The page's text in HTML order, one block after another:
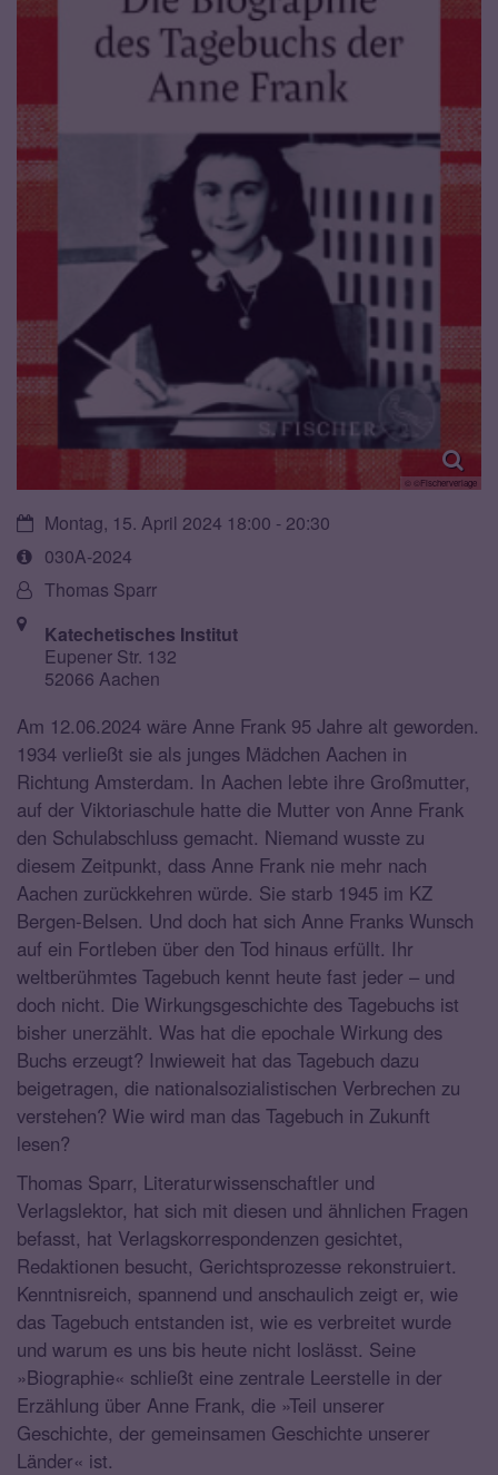
© ©Fischerverlage
Datum:Montag, 15. April 2024 18:00 - 20:30
Art
bzw.
Nummer:
030A-2024
Von:Thomas Sparr
Ort: Katechetisches Institut
Eupener Str. 132
52066 Aachen
Am 12.06.2024 wäre Anne Frank 95 Jahre alt geworden.
1934 verließt sie als junges Mädchen Aachen in
Richtung Amsterdam. In Aachen lebte ihre Großmutter,
auf der Viktoriaschule hatte die Mutter von Anne Frank
den Schulabschluss gemacht. Niemand wusste zu
diesem Zeitpunkt, dass Anne Frank nie mehr nach
Aachen zurückkehren würde. Sie starb 1945 im KZ
Bergen-Belsen. Und doch hat sich Anne Franks Wunsch
auf ein Fortleben über den Tod hinaus erfüllt. Ihr
weltberühmtes Tagebuch kennt heute fast jeder – und
doch nicht. Die Wirkungsgeschichte des Tagebuchs ist
bisher unerzählt. Was hat die epochale Wirkung des
Buchs erzeugt? Inwieweit hat das Tagebuch dazu
beigetragen, die nationalsozialistischen Verbrechen zu
verstehen? Wie wird man das Tagebuch in Zukunft
lesen?
Thomas Sparr, Literaturwissenschaftler und
Verlagslektor, hat sich mit diesen und ähnlichen Fragen
befasst, hat Verlagskorrespondenzen gesichtet,
Redaktionen besucht, Gerichtsprozesse rekonstruiert.
Kenntnisreich, spannend und anschaulich zeigt er, wie
das Tagebuch entstanden ist, wie es verbreitet wurde
und warum es uns bis heute nicht loslässt. Seine
»Biographie« schließt eine zentrale Leerstelle in der
Erzählung über Anne Frank, die »Teil unserer
Geschichte, der gemeinsamen Geschichte unserer
Länder« ist.